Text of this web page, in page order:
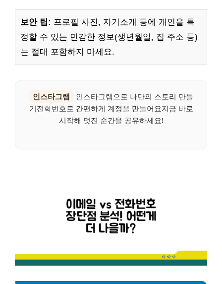
보안 팁: 프로필 사진, 자기소개 등에 개인을 특
정할 수 있는 민감한 정보(생년월일, 집 주소 등)
는 절대 포함하지 마세요.
인스타그램
인스타그램으로 나만의 스토리 만들
기전화번호로 간편하게 계정을 만들어요지금 바로
시작해 멋진 순간을 공유하세요!